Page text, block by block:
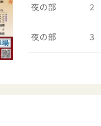
夜の部 2
夜の部 3